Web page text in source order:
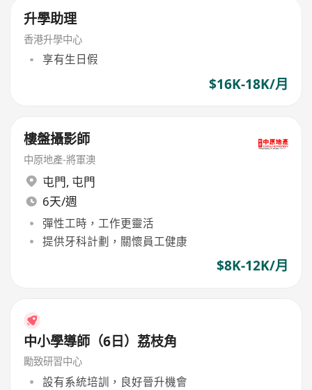
升學助理
香港升學中心
享有生日假
$16K-18K/月
樓盤攝影師
中原地產-將軍澳
屯門, 屯門
6天/週
彈性工時，工作更靈活
提供牙科計劃，關懷員工健康
$8K-12K/月
中小學導師（6日）荔枝角
勵致研習中心
設有系統培訓，良好晉升機會